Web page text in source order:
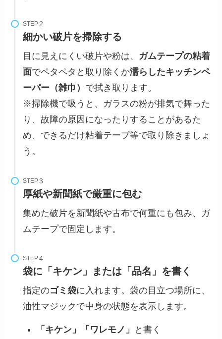
STEP
細かい破片を掃除する
目に見えにくい破片や粉は、 ガムテープの粘着
面でペタペタと取り除くか濡らしたキッチンペ
ーパー（雑巾） で拭き取ります。
※掃除機で吸うと、ガラスの粉が排気で舞った
り、故障の原因になったりすることがあるた
め、できるだけ粘着テープ等で取り除きましょ
う。
STEP
厚紙や新聞紙で厳重に包む
集めた破片を新聞紙や古布で何重にも包み、ガ
ムテープで固定します。
STEP
袋に「キケン」または「品名」を書く
指定のゴミ袋に入れます。袋の目立つ場所に、
油性マジックで中身の状態を表示します。
「キケン」「ワレモノ」
と書く